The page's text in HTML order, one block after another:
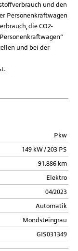
und den
Personenkraftwagen
die CO2-
und bei der
Pkw
149 kW / 203 PS
91.886 km
Elektro
04/2023
Automatik
Mondsteingrau
GIS031349